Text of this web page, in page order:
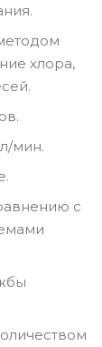
хлора,
мин.
с